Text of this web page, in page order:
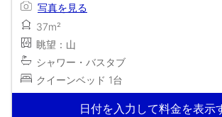
写真を見る
37m²
眺望：山
シャワー・バスタブ
クイーンベッド 1台
日付を入力して料金を表示